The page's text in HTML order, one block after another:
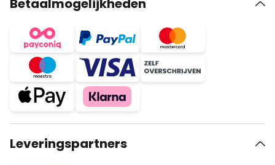
Betaalmogelijkheden
Leveringspartners